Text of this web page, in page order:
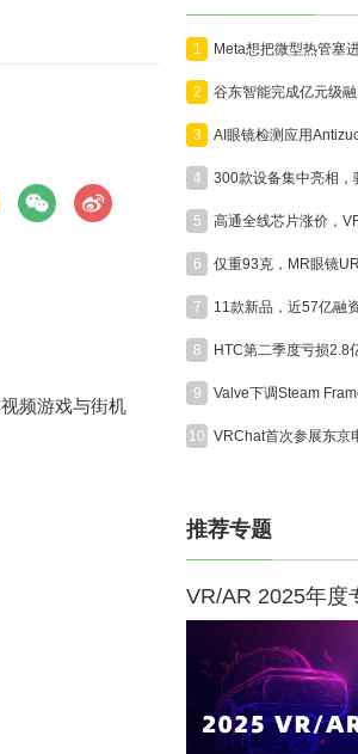
频游戏与街机
1
2
3
4
5
6
7
8 HTC第二季度亏损2.8
9
10
推荐专题
VR/AR 2025年度